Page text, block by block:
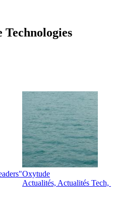
Technologies
Oxytude
Actualités, Actualités Tech,